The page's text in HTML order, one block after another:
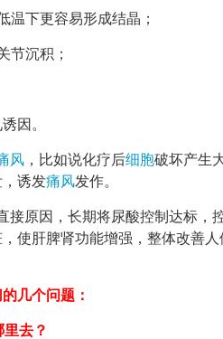
温下更容易形成结晶；
节沉积；
因。
风 ，比如说化疗后细胞破坏产生
诱发痛风发作。
接原因，长期将尿酸控制达标，
使肝脾肾功能增强，整体改善
几个问题：
去？